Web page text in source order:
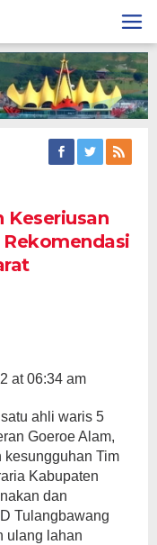
Keseriusan
at 06:34 am
ahli waris 5
Goeroe Alam,
kesungguhan Tim
Kabupaten
dan
Tulangbawang
ulang lahan